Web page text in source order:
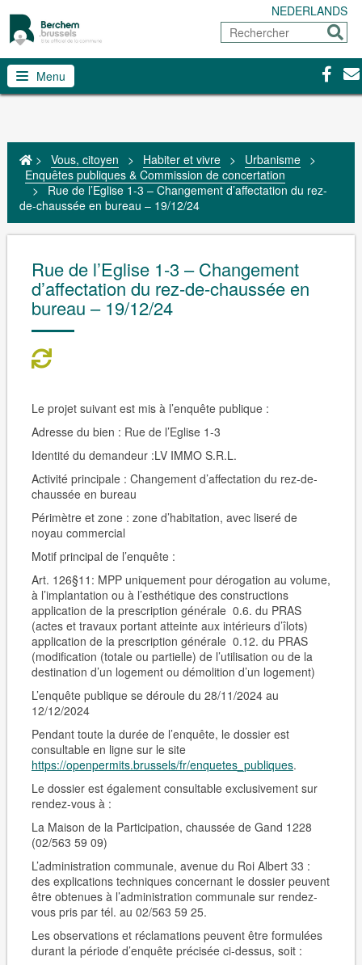
NEDERLANDS
Rechercher
Menu
> Vous, citoyen > Habiter et vivre > Urbanisme
>
Enquêtes publiques & Commission de concertation
>
Rue de l’Eglise 1-3 – Changement d’affectation du rez-
de-chaussée en bureau – 19/12/24
Rue de l’Eglise 1-3 – Changement
d’affectation du rez-de-chaussée en
bureau – 19/12/24
Le projet suivant est mis à l’enquête publique :
Adresse du bien : Rue de l’Eglise 1-3
Identité du demandeur :LV IMMO S.R.L.
Activité principale : Changement d’affectation du rez-de-
chaussée en bureau
Périmètre et zone : zone d’habitation, avec liseré de
noyau commercial
Motif principal de l’enquête :
Art. 126§11: MPP uniquement pour dérogation au volume,
à l’implantation ou à l’esthétique des constructions
application de la prescription générale 0.6. du PRAS
(actes et travaux portant atteinte aux intérieurs d’îlots)
application de la prescription générale 0.12. du PRAS
(modification (totale ou partielle) de l’utilisation ou de la
destination d’un logement ou démolition d’un logement)
L’enquête publique se déroule du 28/11/2024 au
12/12/2024
Pendant toute la durée de l’enquête, le dossier est
consultable en ligne sur le site
https://openpermits.brussels/fr/enquetes_publiques.
Le dossier est également consultable exclusivement sur
rendez-vousà :
La Maison de la Participation, chaussée de Gand 1228
(02/563 59 09)
L’administration communale, avenue du Roi Albert 33 :
des explications techniques concernant le dossier peuvent
être obtenues à l’administration communale sur rendez-
vous pris par tél. au 02/563 59 25.
Les observations et réclamations peuvent être formulées
durant la période d’enquête précisée ci-dessus, soit :